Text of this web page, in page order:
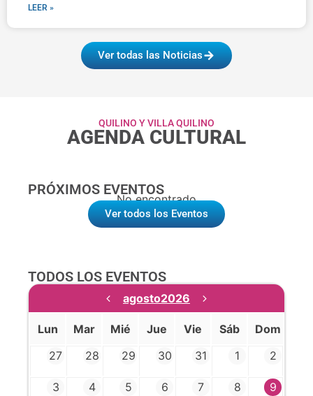
LEER »
Ver todas las Noticias
QUILINO Y VILLA QUILINO
AGENDA CULTURAL
PRÓXIMOS EVENTOS
No encontrado
Ver todos los Eventos
TODOS LOS EVENTOS
agosto2026
Lun Mar Mié Jue Vie Sáb
Dom
27
28 29 30 31 1 2
3 4 5 6 7 8 9